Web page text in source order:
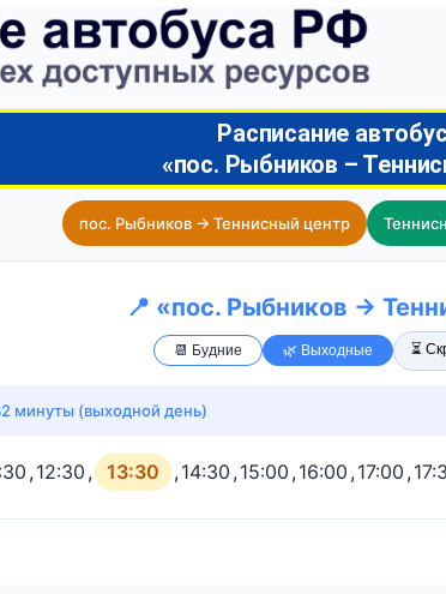
Расписание
«пос. Рыбников –
пос. Рыбников → Теннисный центр
📍 «пос. Рыбников →
📆 Будние 🌿 Выходные ⏳
минуты (выходной день)
,12:30 , 13:30 ,14:30 ,15:00 ,16:00 ,17:00 ,